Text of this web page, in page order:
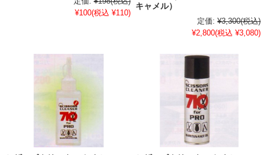
¥100(税込 ¥110)
キャメル）
定価: ¥3,300(税込)
¥2,800(税込 ¥3,080)